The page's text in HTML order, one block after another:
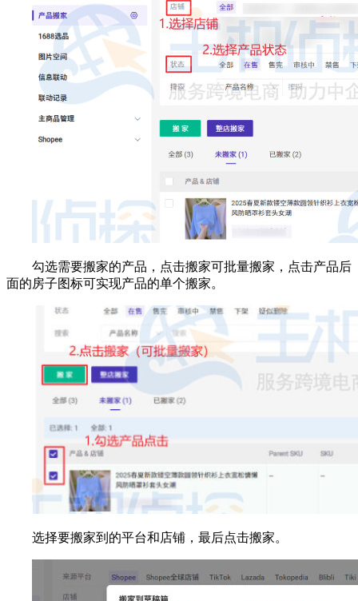
勾选需要搬家的产品，点击搬家可批量搬家，点击产品后
面的房子图标可实现产品的单个搬家。
选择要搬家到的平台和店铺，最后点击搬家。